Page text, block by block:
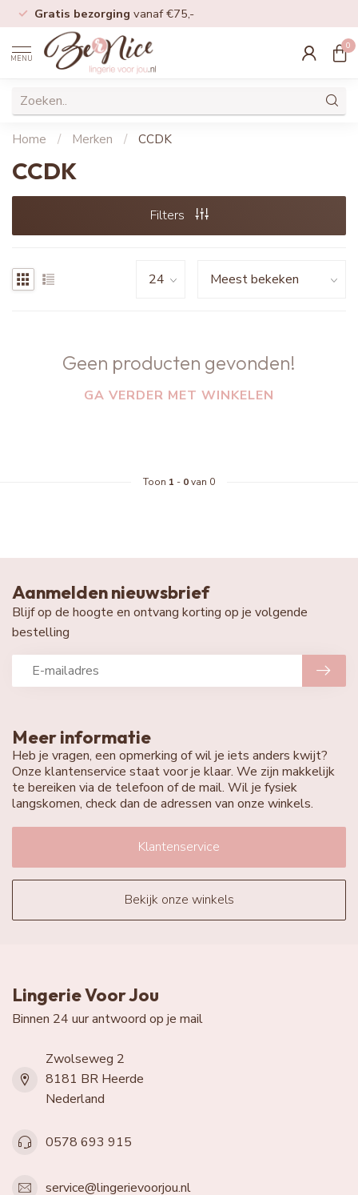
Gratis bezorging vanaf €75,-
MENU
0
Home / Merken / CCDK
CCDK
Filters
Geen producten gevonden!
GA VERDER MET WINKELEN
Toon 1 - 0van 0
Meer informatie
Heb je vragen, een opmerking of wil je iets anders kwijt?
Onze klantenservice staat voor je klaar. We zijn makkelijk
te bereiken via de telefoon of de mail. Wil je fysiek
langskomen, check dan de adressen van onze winkels.
Klantenservice
Bekijk onze winkels
Aanmelden nieuwsbrief
Blijf op de hoogte en ontvang korting op je volgende
bestelling
Lingerie Voor Jou
Binnen 24 uur antwoord op je mail
Zwolseweg 2
8181 BR Heerde
Nederland
0578 693 915
service@lingerievoorjou.nl